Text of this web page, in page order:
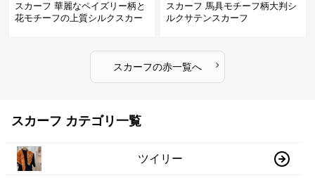
スカーフ 華麗なペイズリー柄と
花モチーフの上質シルクスカー
スカーフ 馬具モチーフ柄大判シ
ルクサテンスカーフ
スカーフの赤一覧へ ›
スカーフ カテゴリ一覧
ツイリー